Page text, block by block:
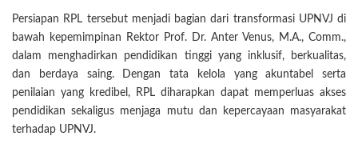
Persiapan RPL tersebut menjadi bagian dari transformasi UPNVJ di
bawah kepemimpinan Rektor Prof. Dr. Anter Venus, M.A., Comm.,
dalam menghadirkan pendidikan tinggi yang inklusif, berkualitas,
dan berdaya saing. Dengan tata kelola yang akuntabel serta
penilaian yang kredibel, RPL diharapkan dapat memperluas akses
pendidikan sekaligus menjaga mutu dan kepercayaan masyarakat
terhadap UPNVJ.